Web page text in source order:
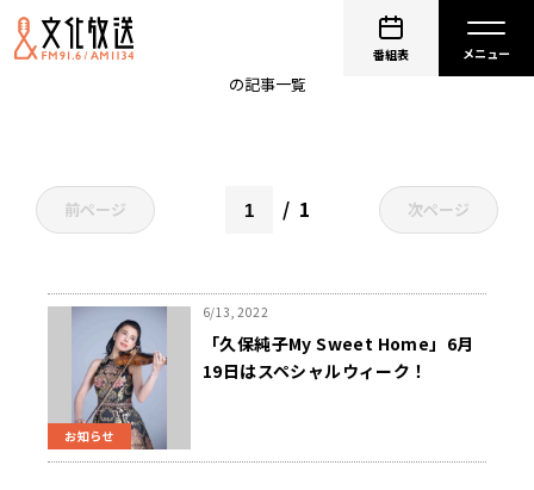
番組表
の記事一覧
前ページ 1 次ページ
お知らせ
6/13, 2022
「久保純子My Sweet Home」6月
19日はスペシャルウィーク！